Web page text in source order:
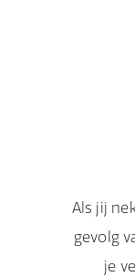
Als jij
gevolg
je